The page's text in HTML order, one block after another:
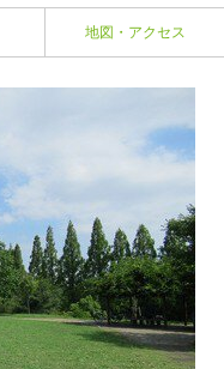
地図・アクセス